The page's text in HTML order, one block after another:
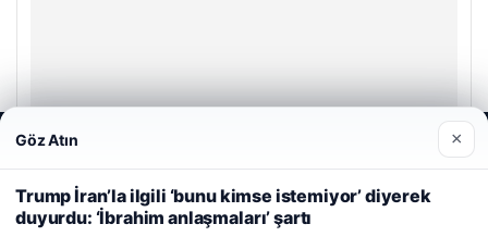
© 2026 Renkli Yazı – Güncel Haberler
Web sitemizi nasıl kullandığınızı daha iyi anlayabilmek,
deneyiminizi kişiselleştirmek ve geliştirmek amacıyla çerezler
kullanıyoruz.Çerez Politikamız
Reddet Kabul Et
Göz Atın ×
Trump İran’la ilgili ‘bunu kimse istemiyor’ diyerek
duyurdu: ‘İbrahim anlaşmaları’ şartı